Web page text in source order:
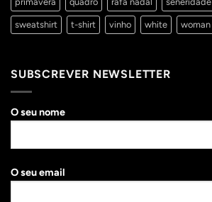
sweatshirt t-shirt vinho white woman
SUBSCREVER NEWSLETTER
O seu nome
O seu email